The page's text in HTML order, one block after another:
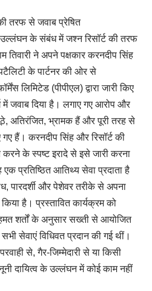
की तरफ से जवाब प्रेषित
उल्लंघन के संबंध में जश्न रिसॉर्ट की तरफ
तिवारी ने अपने पक्षकार करनदीप सिंह
के पार्टनर की ओर से
लिमिटेड (पीपीएल) द्वारा जारी किए
में जवाब दिया है। लगाए गए आरोप और
अतिरंजित, भ्रामक हैं और पूरी तरह से
गए हैं। करनदीप सिंह और रिसॉर्ट की
करने के स्पष्ट इरादे से इसे जारी करना
एक प्रतिष्ठित आतिथ्य सेवा प्रदाता है
पारदर्शी और पेशेवर तरीके से अपना
है। प्रस्तावित कार्यक्रम को
शर्तों के अनुसार सख्ती से आयोजित
सेवाएं विधिवत प्रदान की गई थीं।
से, गैर-जिम्मेदारी से या किसी
दायित्व के उल्लंघन में कोई काम नहीं